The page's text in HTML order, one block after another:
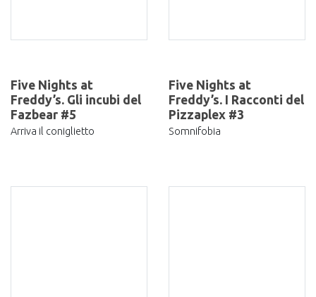
Five Nights at
Freddy’s. Gli incubi del
Fazbear #5
Arriva il coniglietto
Five Nights at
Freddy’s. I Racconti del
Pizzaplex #3
Somnifobia